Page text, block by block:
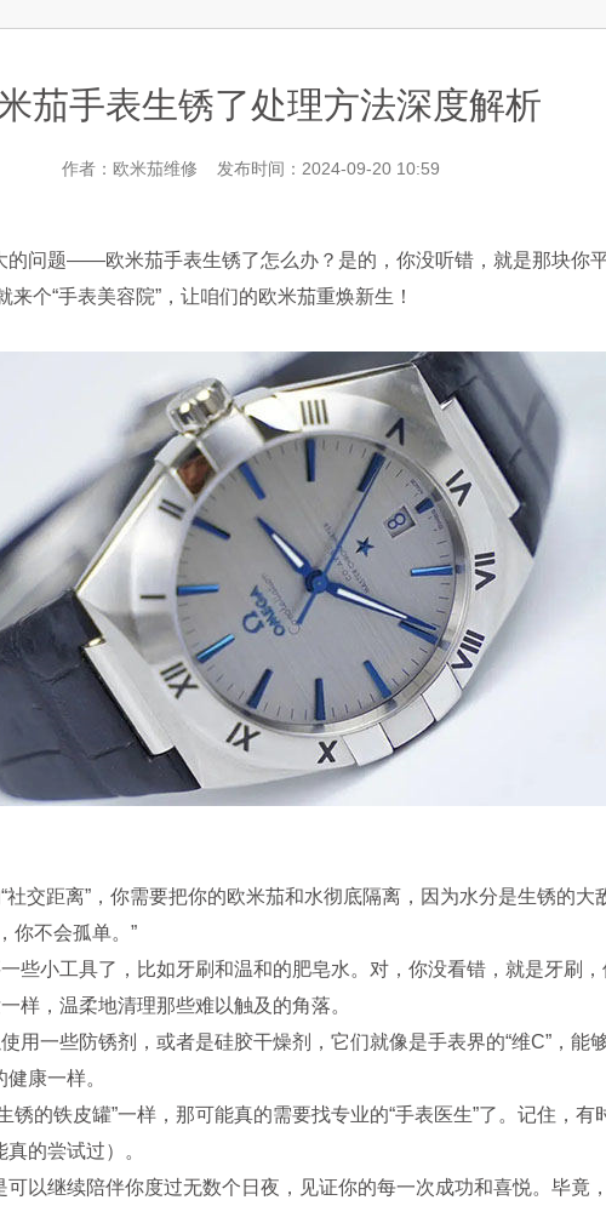
茄手表生锈了处理方法深度解析
作者：欧米茄维修 发布时间：2024-09-20 10:59
题——欧米茄手表生锈了怎么办？是的，你没听错，就是那块你
个“手表美容院”，让咱们的欧米茄重焕新生！
交距离”，你需要把你的欧米茄和水彻底隔离，因为水分是生锈的大
你不会孤单。”
小工具了，比如牙刷和温和的肥皂水。对，你没看错，就是牙刷
样，温柔地清理那些难以触及的角落。
一些防锈剂，或者是硅胶干燥剂，它们就像是手表界的“维C”，能
康一样。
铁皮罐”一样，那可能真的需要找专业的“手表医生”了。记住，有
的尝试过）。
继续陪伴你度过无数个日夜，见证你的每一次成功和喜悦。毕竟